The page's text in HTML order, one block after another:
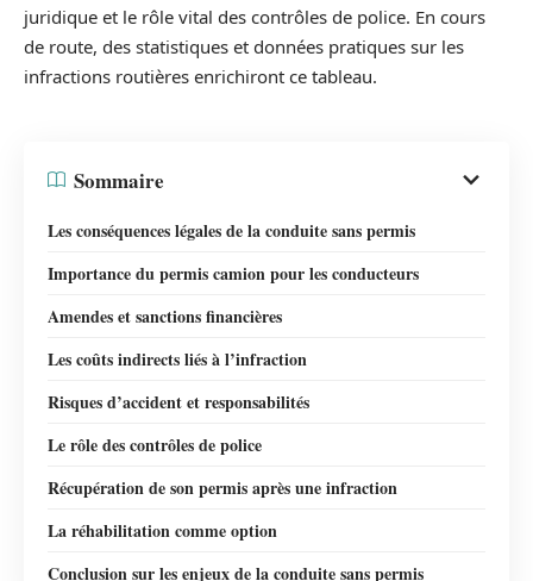
juridique et le rôle vital des contrôles de police. En cours
de route, des statistiques et données pratiques sur les
infractions routières enrichiront ce tableau.
Sommaire
Les conséquences légales de la conduite sans permis
Importance du permis camion pour les conducteurs
Amendes et sanctions financières
Les coûts indirects liés à l’infraction
Risques d’accident et responsabilités
Le rôle des contrôles de police
Récupération de son permis après une infraction
La réhabilitation comme option
Conclusion sur les enjeux de la conduite sans permis